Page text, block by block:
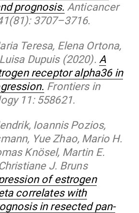
pro­gnosis. Anti­cancer
3707–3716.
Teresa, Elena Ortona,
Dupuis (2020). A
receptor alpha36 in
Fron­tiers in
11: 558621.
Ioannis Pozios,
Yue Zhao, Mario H.
Knösel, Martin E.
J. Bruns
of estrogen
cor­re­lates with
in resected pan­